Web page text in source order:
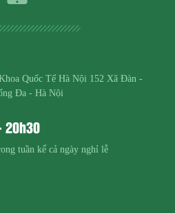
Quốc Tế Hà Nội 152 Xã Đàn -
Đa - Hà Nội
20h30
tuần kể cả ngày nghỉ lễ